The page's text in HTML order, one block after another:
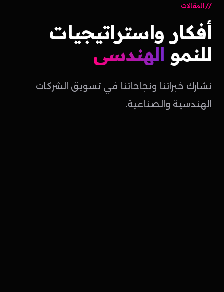
المقالات
أفكار واستراتيجيات
للنمو الهندسي
نشارك خبراتنا ونجاحاتنا في تسويق الشركات
الهندسية والصناعية.